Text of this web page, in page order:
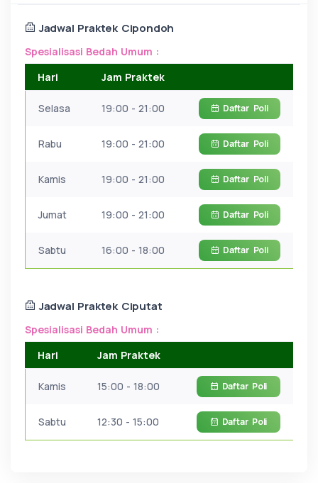
Jadwal Praktek Cipondoh
Spesialisasi Bedah Umum :
Hari
Jam Praktek
Selasa 19:00 - 21:00 Daftar Poli
Rabu 19:00 - 21:00 Daftar Poli
Kamis 19:00 - 21:00 Daftar Poli
Jumat 19:00 - 21:00 Daftar Poli
Sabtu 16:00 - 18:00 Daftar Poli
Jadwal Praktek Ciputat
Spesialisasi Bedah Umum :
Hari
Jam Praktek
Kamis 15:00 - 18:00 Daftar Poli
Sabtu 12:30 - 15:00 Daftar Poli